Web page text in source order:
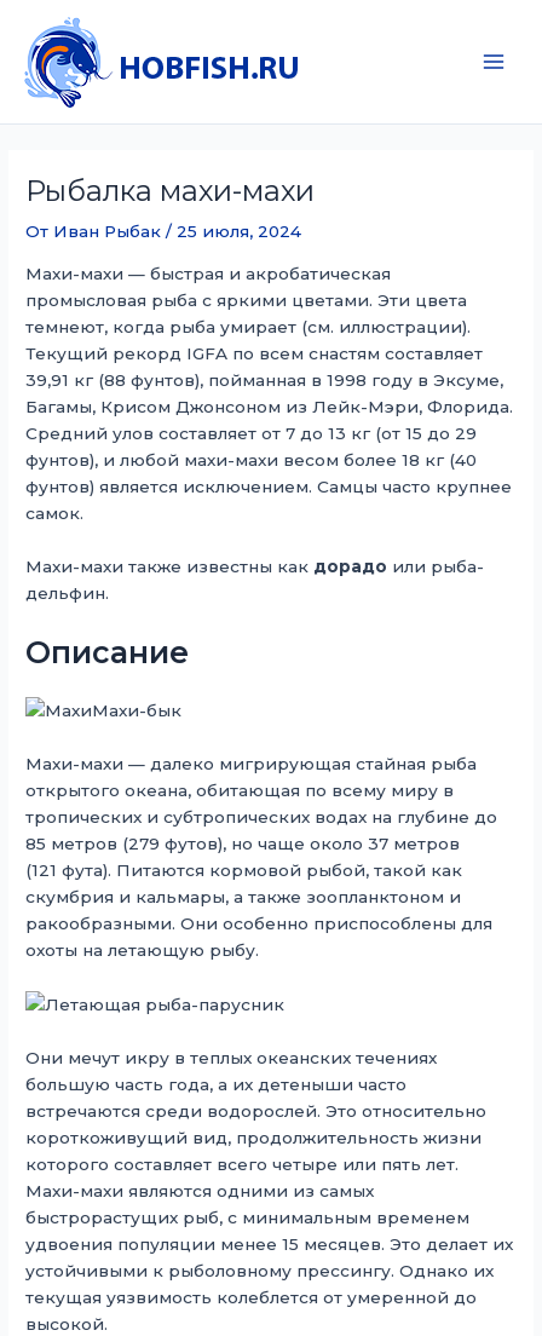
содержимому
Рыбалка махи-махи
От Иван Рыбак/ 25 июля, 2024
Махи-махи — быстрая и акробатическая
промысловая рыба с яркими цветами. Эти цвета
темнеют, когда рыба умирает (см. иллюстрации).
Текущий рекорд IGFA по всем снастям составляет
39,91 кг (88 фунтов), пойманная в 1998 году в Эксуме,
Багамы, Крисом Джонсоном из Лейк-Мэри, Флорида.
Средний улов составляет от 7 до 13 кг (от 15 до 29
фунтов), и любой махи-махи весом более 18 кг (40
фунтов) является исключением. Самцы часто крупнее
самок.
Махи-махи также известны как дорадо или рыба-
дельфин.
Описание
Махи-махи — далеко мигрирующая стайная рыба
открытого океана, обитающая по всему миру в
тропических и субтропических водах на глубине до
85 метров (279 футов), но чаще около 37 метров
(121 фута). Питаются кормовой рыбой, такой как
скумбрия и кальмары, а также зоопланктоном и
ракообразными. Они особенно приспособлены для
охоты на летающую рыбу.
Они мечут икру в теплых океанских течениях
большую часть года, а их детеныши часто
встречаются среди водорослей. Это относительно
короткоживущий вид, продолжительность жизни
которого составляет всего четыре или пять лет.
Махи-махи являются одними из самых
быстрорастущих рыб, с минимальным временем
удвоения популяции менее 15 месяцев. Это делает их
устойчивыми к рыболовному прессингу. Однако их
текущая уязвимость колеблется от умеренной до
высокой.